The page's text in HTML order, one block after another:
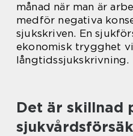
månad när man är
medför negativa
sjukskriven. En
ekonomisk trygghet
långtidssjukskrivning.
Det är skillnad